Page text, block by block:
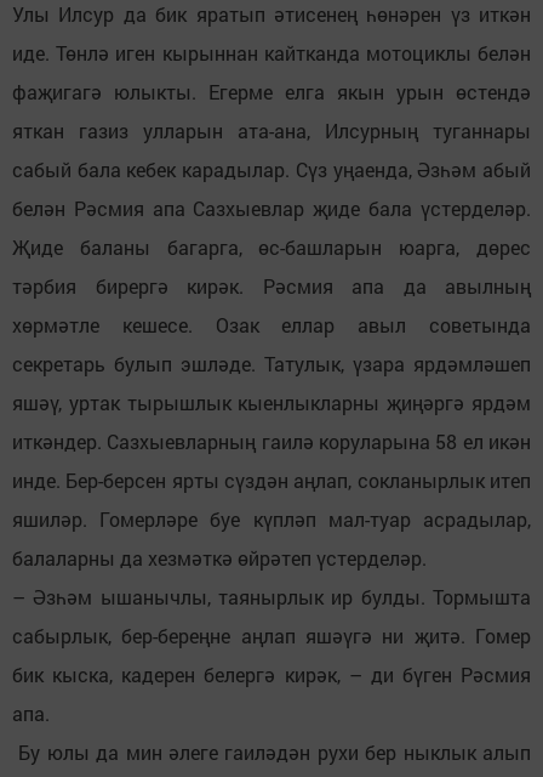
Улы Илсур да бик яратып әтисенең һөнәрен үз иткән
иде. Төнлә иген кырыннан кайтканда мотоциклы белән
фаҗигагә юлыкты. Егерме елга якын урын өстендә
яткан газиз улларын ата-ана, Илсурның туганнары
сабый бала кебек карадылар. Сүз уңаенда, Әзһәм абый
белән Рәсмия апа Сазхыевлар җиде бала үстерделәр.
Җиде баланы багарга, өс-башларын юарга, дөрес
тәрбия бирергә кирәк. Рәсмия апа да авылның
хөрмәтле кешесе. Озак еллар авыл советында
секретарь булып эшләде. Татулык, үзара ярдәмләшеп
яшәү, уртак тырышлык кыенлыкларны җиңәргә ярдәм
иткәндер. Сазхыевларның гаилә коруларына 58 ел икән
инде. Бер-берсен ярты сүздән аңлап, сокланырлык итеп
яшиләр. Гомерләре буе күпләп мал-туар асрадылар,
балаларны да хезмәткә өйрәтеп үстерделәр.
– Әзһәм ышанычлы, таянырлык ир булды. Тормышта
сабырлык, бер-береңне аңлап яшәүгә ни җитә. Гомер
бик кыска, кадерен белергә кирәк, – ди бүген Рәсмия
апа.
Бу юлы да мин әлеге гаиләдән рухи бер ныклык алып